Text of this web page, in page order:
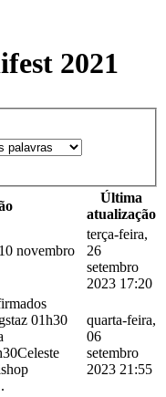
2021
Última
atualização
novembro
terça-feira,
26
setembro
2023 17:20
01h30
quarta-feira,
06
setembro
2023 21:55